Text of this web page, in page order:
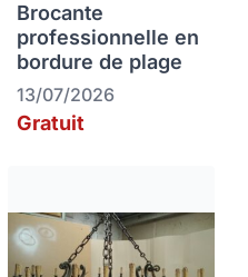
Brocante
professionnelle en
bordure de plage
13/07/2026
Gratuit